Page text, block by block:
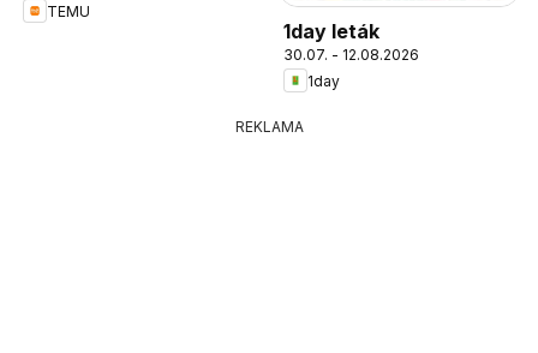
TEMU
1day leták
30.07. - 12.08.2026
1day
REKLAMA